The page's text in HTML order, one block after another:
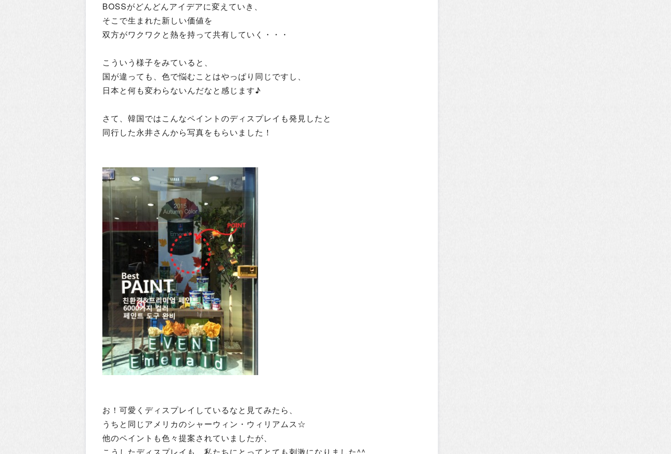
BOSSがどんどんアイデアに変えていき、
そこで生まれた新しい価値を
双方がワクワクと熱を持って共有していく・・・
こういう様子をみていると、
国が違っても、色で悩むことはやっぱり同じですし、
日本と何も変わらないんだなと感じます♪
さて、韓国ではこんなペイントのディスプレイも発見したと
同行した永井さんから写真をもらいました！
お！可愛くディスプレイしているなと見てみたら、
うちと同じアメリカのシャーウィン・ウィリアムス☆
他のペイントも色々提案されていましたが、